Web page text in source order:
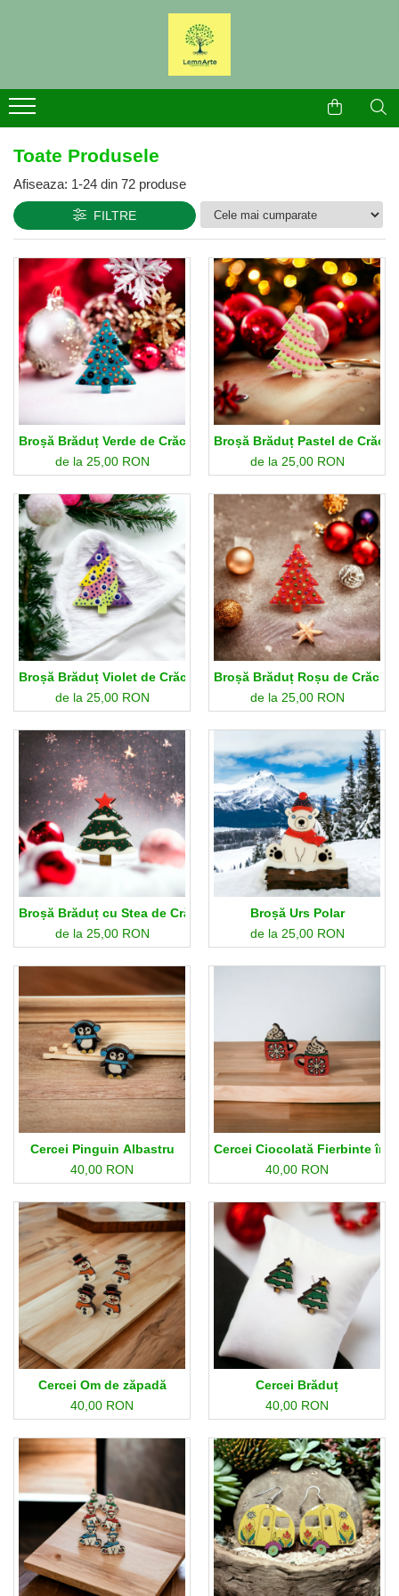
Brose
Broșe Craciun
Toate Produsele
Afiseaza: 1-24 din 72 produse
FILTRE
Broșă Brăduț Verde de Crăciun
de la 25,00 RON
Broșă Brăduț Pastel de
de la 25,00 RON
Broșă Brăduț Violet de Crăciun
de la 25,00 RON
Broșă Brăduț Roșu de Crăciun
de la 25,00 RON
Broșă Brăduț cu Stea de Crăciun
de la 25,00 RON
Broșă Urs Polar
de la 25,00 RON
Cercei Pinguin Albastru
40,00 RON
Cercei Ciocolată Fierbinte în
40,00 RON
Cercei Om de zăpadă
40,00 RON
Cercei Brăduț
40,00 RON